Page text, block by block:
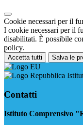
Cookie necessari per il
I cookie necessari per il
disabilitati. È possibile
policy.
Accetta tutti Salva le
Contatti
Istituto Comprensivo